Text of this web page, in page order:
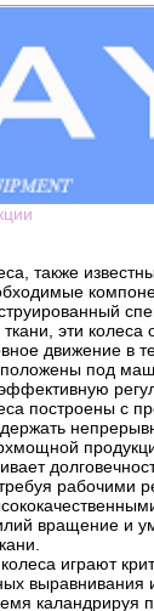
также
эти колеса
движение в
под
построены с
рабочими
вращение и
играют
выравнивания
каландрируя